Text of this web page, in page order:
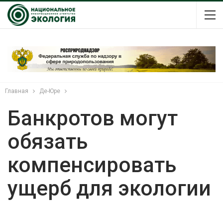
Главная Де-Юре
Банкротов могут
обязать
компенсировать
ущерб для экологии